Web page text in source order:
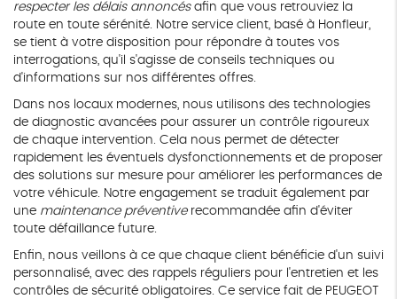
respecter les délais annoncésafin que vous retrouviez la
route en toute sérénité. Notre service client, basé à Honfleur,
se tient à votre disposition pour répondre à toutes vos
interrogations, qu'il s'agisse de conseils techniques ou
d'informations sur nos différentes offres.
Dans nos locaux modernes, nous utilisons des technologies
de diagnostic avancées pour assurer un contrôle rigoureux
de chaque intervention. Cela nous permet de détecter
rapidement les éventuels dysfonctionnements et de proposer
des solutions sur mesure pour améliorer les performances de
votre véhicule. Notre engagement se traduit également par
une maintenance préventiverecommandée afin d'éviter
toute défaillance future.
Enfin, nous veillons à ce que chaque client bénéficie d'un suivi
personnalisé, avec des rappels réguliers pour l'entretien et les
contrôles de sécurité obligatoires. Ce service fait de PEUGEOT